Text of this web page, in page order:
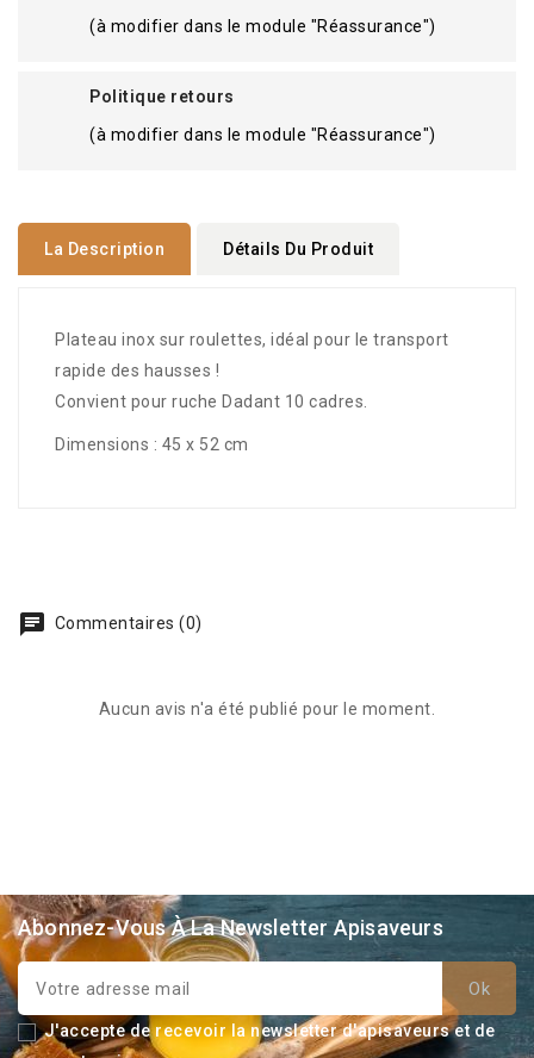
(à modifier dans le module "Réassurance")
Politique retours
(à modifier dans le module "Réassurance")
La Description Détails Du Produit
Plateau inox sur roulettes, idéal pour le transport
rapide des hausses !
Convient pour ruche Dadant 10 cadres.
Dimensions : 45 x 52 cm
Commentaires (0)
Aucun avis n'a été publié pour le moment.
Abonnez-Vous À La Newsletter Apisaveurs
J'accepte de recevoir la newsletter d'apisaveurs et de